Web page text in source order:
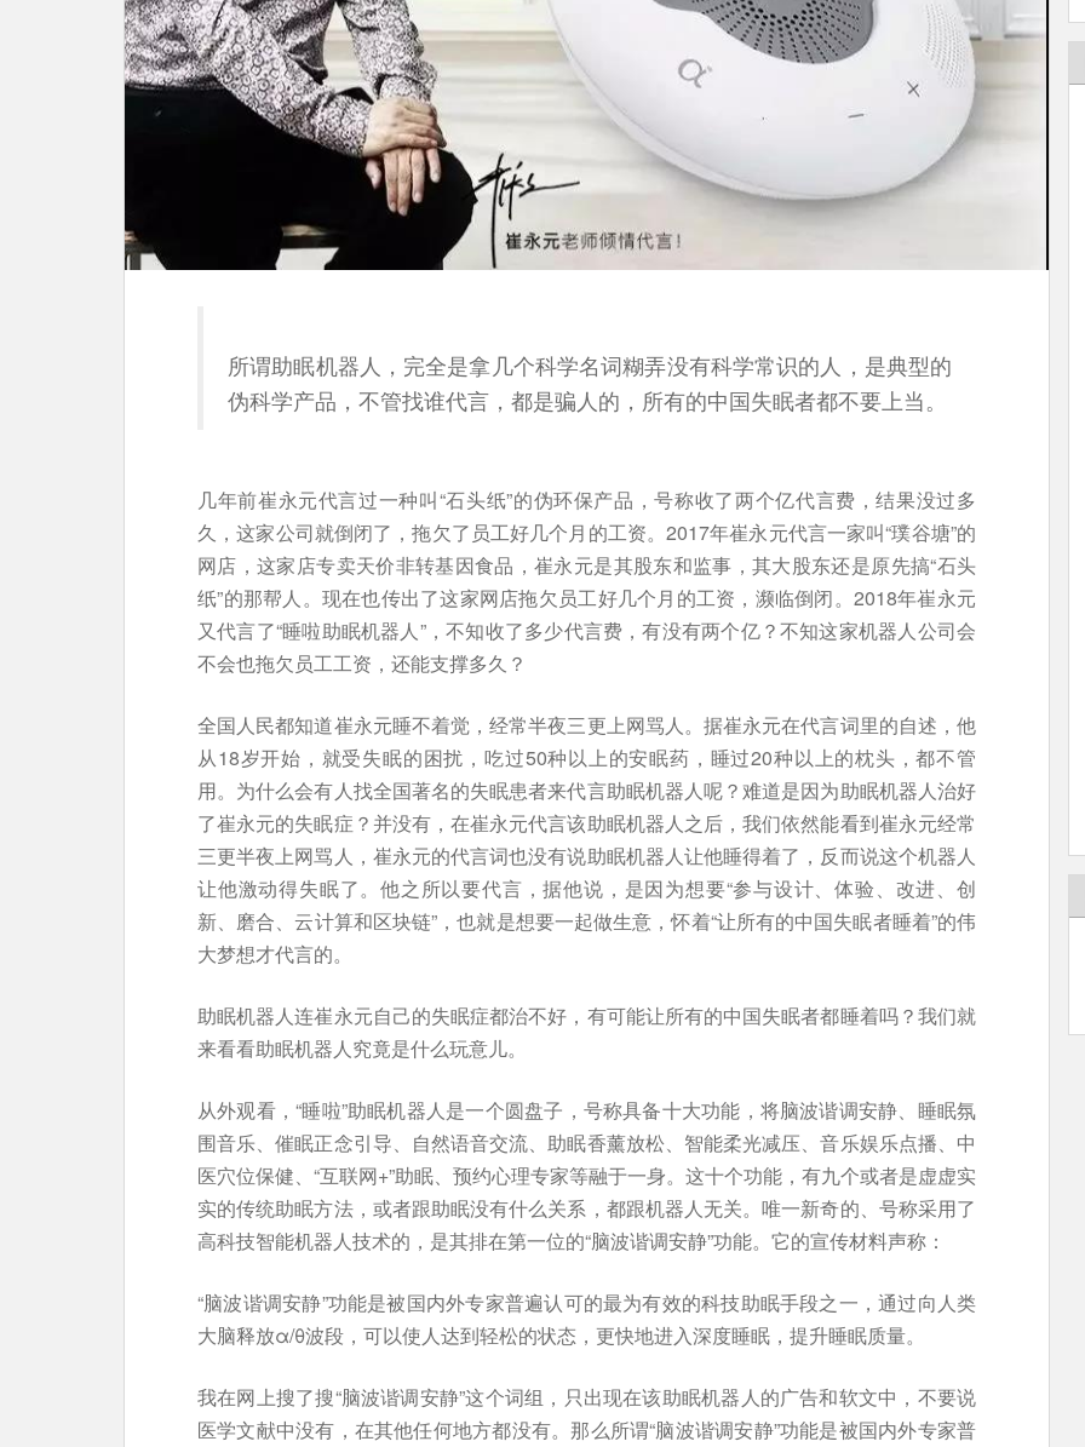
所谓助眠机器人，完全是拿几个科学名词糊弄没有科学常识的人，是典型的
伪科学产品，不管找谁代言，都是骗人的，所有的中国失眠者都不要上当。
几年前崔永元代言过一种叫“石头纸”的伪环保产品，号称收了两个亿代言费，结果没过多
久，这家公司就倒闭了，拖欠了员工好几个月的工资。2017年崔永元代言一家叫“璞谷塘”的
网店，这家店专卖天价非转基因食品，崔永元是其股东和监事，其大股东还是原先搞“石头
纸”的那帮人。现在也传出了这家网店拖欠员工好几个月的工资，濒临倒闭。2018年崔永元
又代言了“睡啦助眠机器人”，不知收了多少代言费，有没有两个亿？不知这家机器人公司会
不会也拖欠员工工资，还能支撑多久？
全国人民都知道崔永元睡不着觉，经常半夜三更上网骂人。据崔永元在代言词里的自述，他
从18岁开始，就受失眠的困扰，吃过50种以上的安眠药，睡过20种以上的枕头，都不管
用。为什么会有人找全国著名的失眠患者来代言助眠机器人呢？难道是因为助眠机器人治好
了崔永元的失眠症？并没有，在崔永元代言该助眠机器人之后，我们依然能看到崔永元经常
三更半夜上网骂人，崔永元的代言词也没有说助眠机器人让他睡得着了，反而说这个机器人
让他激动得失眠了。他之所以要代言，据他说，是因为想要“参与设计、体验、改进、创
新、磨合、云计算和区块链”，也就是想要一起做生意，怀着“让所有的中国失眠者睡着”的伟
大梦想才代言的。
助眠机器人连崔永元自己的失眠症都治不好，有可能让所有的中国失眠者都睡着吗？我们就
来看看助眠机器人究竟是什么玩意儿。
从外观看，“睡啦”助眠机器人是一个圆盘子，号称具备十大功能，将脑波谐调安静、睡眠氛
围音乐、催眠正念引导、自然语音交流、助眠香薰放松、智能柔光减压、音乐娱乐点播、中
医穴位保健、“互联网+”助眠、预约心理专家等融于一身。这十个功能，有九个或者是虚虚实
实的传统助眠方法，或者跟助眠没有什么关系，都跟机器人无关。唯一新奇的、号称采用了
高科技智能机器人技术的，是其排在第一位的“脑波谐调安静”功能。它的宣传材料声称：
“脑波谐调安静”功能是被国内外专家普遍认可的最为有效的科技助眠手段之一，通过向人类
大脑释放α/θ波段，可以使人达到轻松的状态，更快地进入深度睡眠，提升睡眠质量。
我在网上搜了搜“脑波谐调安静”这个词组，只出现在该助眠机器人的广告和软文中，不要说
医学文献中没有，在其他任何地方都没有。那么所谓“脑波谐调安静”功能是被国内外专家普